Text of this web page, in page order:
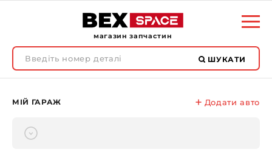
магазин запчастин
ШУКАТИ
МІЙ ГАРАЖ Додати авто